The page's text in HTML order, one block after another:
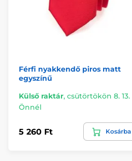
Férfi nyakkendő piros matt
egyszínű
Külső raktár, csütörtökön 8. 13.
Önnél
5 260 Ft Kosárba